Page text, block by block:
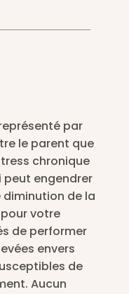
par
le parent que
chronique
engendrer
de la
votre
de performer
envers
de
Aucun